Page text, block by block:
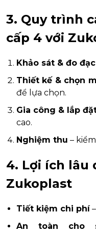
3. Quy trình
cấp 4 với
Khảo sát & đo đạc
Thiết kế & chọn
để lựa chọn.
Gia công & lắp
cao.
Nghiệm thu –
4. Lợi ích lâu
Zukoplast
Tiết kiệm chi phí
An toàn cho